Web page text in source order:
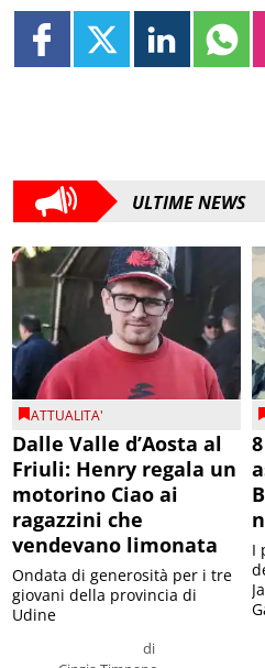
ULTIME NEWS
ATTUALITA'
Dalle Valle d’Aosta al
Friuli: Henry regala un
motorino Ciao ai
ragazzini che
vendevano limonata
di
Ondata di generosità per i tre
giovani della provincia di
Udine
I